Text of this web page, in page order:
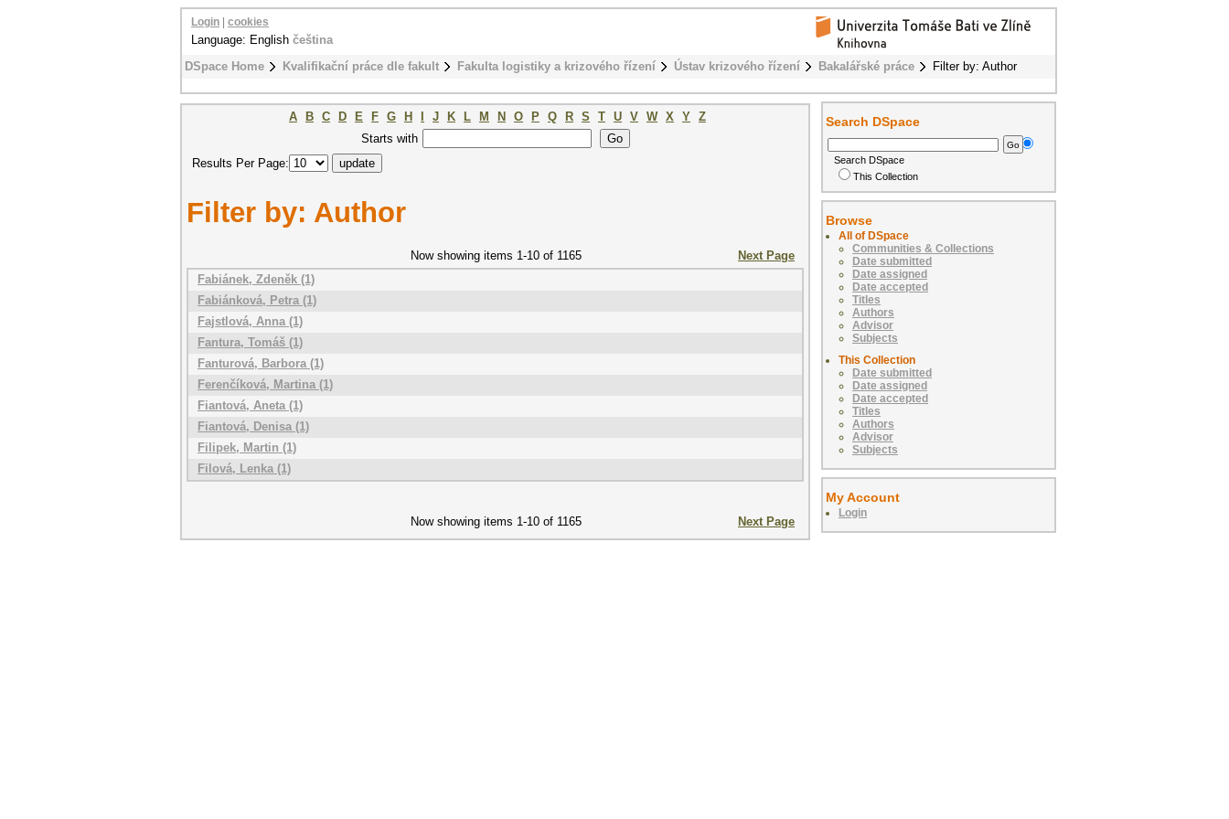
DSpace Home Kvalifikační práce dle fakult Fakulta logistiky a krizového řízení Ústav krizového řízení Bakalářské práce Filter by: Author
Login cookies
Language: English čeština
A B C D E F G H J K L M N O P Q R S T U V W X Y Z
Starts with
Results Per Page:
Filter by: Author
Now showing items 1-10 of 1165
Next Page
Fabiánek, Zdeněk (1)
Fabiánková, Petra (1)
Fajstlová, Anna (1)
Fantura, Tomáš (1)
Fanturová, Barbora (1)
Ferenčíková, Martina (1)
Fiantová, Aneta (1)
Fiantová, Denisa (1)
Filipek, Martin (1)
Filová, Lenka (1)
Now showing items 1-10 of 1165 Next Page
Search DSpace
Search DSpace
This Collection
Browse
All of DSpace
Communities & Collections
Date submitted
Date assigned
Date accepted
Titles
Authors
Advisor
Subjects
This Collection
Date submitted
Date assigned
Date accepted
Titles
Authors
Advisor
Subjects
My Account
Login